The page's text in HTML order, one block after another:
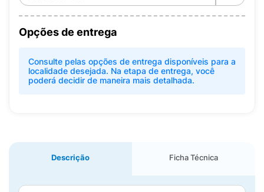
Opções de entrega
Consulte pelas opções de entrega disponíveis para a
localidade desejada. Na etapa de entrega, você
poderá decidir de maneira mais detalhada.
Descrição Ficha Técnica